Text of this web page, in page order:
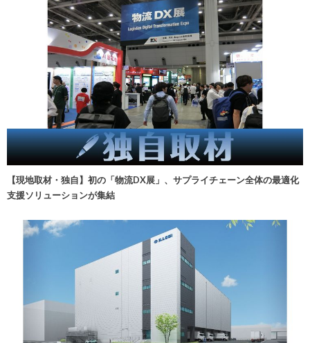
【現地取材・独自】初の「物流DX展」、サプライチェーン全体の最適化
支援ソリューションが集結